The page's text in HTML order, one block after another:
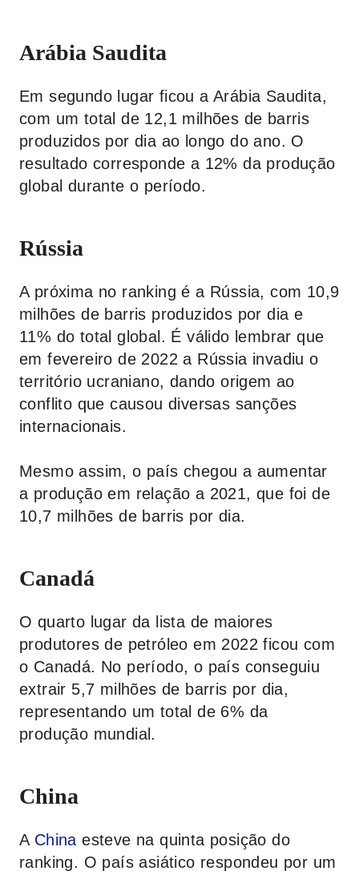
Arábia Saudita
Em segundo lugar ficou a Arábia Saudita,
com um total de 12,1 milhões de barris
produzidos por dia ao longo do ano. O
resultado corresponde a 12% da produção
global durante o período.
Rússia
A próxima no ranking é a Rússia, com 10,9
milhões de barris produzidos por dia e
11% do total global. É válido lembrar que
em fevereiro de 2022 a Rússia invadiu o
território ucraniano, dando origem ao
conflito que causou diversas sanções
internacionais.
Mesmo assim, o país chegou a aumentar
a produção em relação a 2021, que foi de
10,7 milhões de barris por dia.
Canadá
O quarto lugar da lista de maiores
produtores de petróleo em 2022 ficou com
o Canadá. No período, o país conseguiu
extrair 5,7 milhões de barris por dia,
representando um total de 6% da
produção mundial.
China
A China esteve na quinta posição do
ranking. O país asiático respondeu por um